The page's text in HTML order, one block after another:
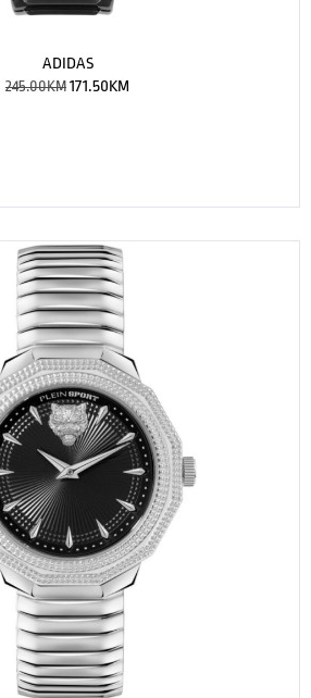
ADIDAS
245.00KM171.50KM